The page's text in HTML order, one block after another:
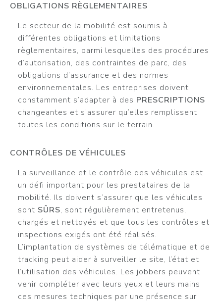
OBLIGATIONS RÈGLEMENTAIRES
Le secteur de la mobilité est soumis à
différentes obligations et limitations
règlementaires, parmi lesquelles des procédures
d’autorisation, des contraintes de parc, des
obligations d’assurance et des normes
environnementales. Les entreprises doivent
constamment s’adapter à des PRESCRIPTIONS
changeantes et s’assurer qu’elles remplissent
toutes les conditions sur le terrain.
CONTRÔLES DE VÉHICULES
La surveillance et le contrôle des véhicules est
un défi important pour les prestataires de la
mobilité. Ils doivent s’assurer que les véhicules
sont SÛRS, sont régulièrement entretenus,
chargés et nettoyés et que tous les contrôles et
inspections exigés ont été réalisés.
L’implantation de systèmes de télématique et de
tracking peut aider à surveiller le site, l’état et
l’utilisation des véhicules. Les jobbers peuvent
venir compléter avec leurs yeux et leurs mains
ces mesures techniques par une présence sur